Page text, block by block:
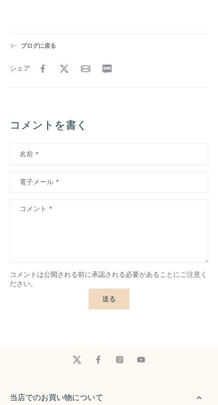
ブログに戻る
シェア
コメントを書く
名前 *
電子メール *
コメント *
コメントは公開される前に承認される必要があることにご注意く
ださい。
送る
当店でのお買い物について